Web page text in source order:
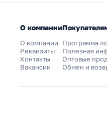
О компании
О компании
Реквизиты
Контакты
Вакансии
Программа
Полезная
Оптовые
Обмен и